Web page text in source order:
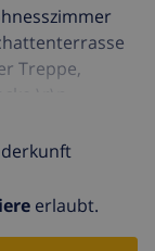
Treppe,
mit
und
zwei
mit zwei
erlaubt.